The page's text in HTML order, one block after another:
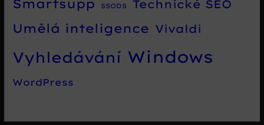
Smartsupp SSODS Technické SEO
Umělá inteligence Vivaldi
Vyhledávání Windows
WordPress